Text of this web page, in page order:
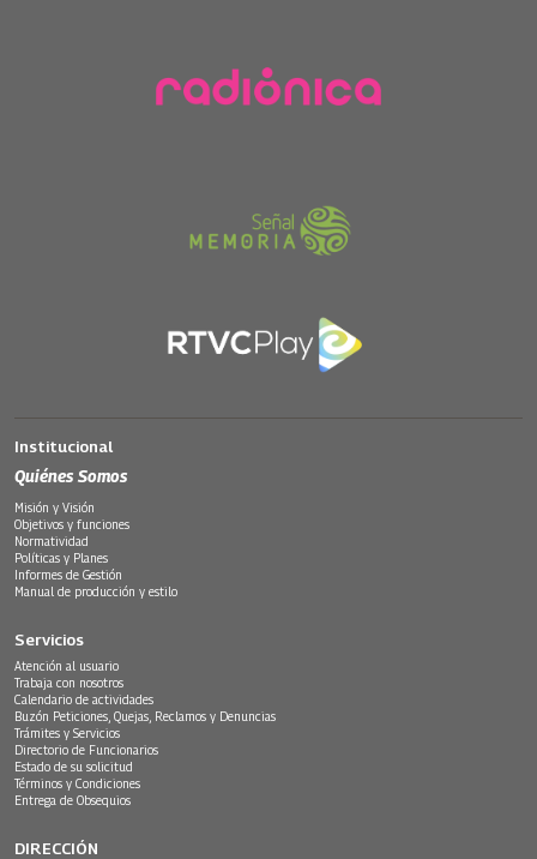
Institucional
Quiénes Somos
Misión y Visión
Objetivos y funciones
Normatividad
Políticas y Planes
Informes de Gestión
Manual de producción y estilo
Servicios
Atención al usuario
Trabaja con nosotros
Calendario de actividades
Buzón Peticiones, Quejas, Reclamos y Denuncias
Trámites y Servicios
Directorio de Funcionarios
Estado de su solicitud
Términos y Condiciones
Entrega de Obsequios
DIRECCIÓN